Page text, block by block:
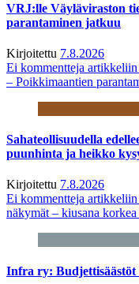
VRJ:lle Väyläviraston
parantaminen jatkuu
Kirjoitettu 7.8.2026
Ei kommentteja artikkeliin
– Poikkimaantien
Sahateollisuudella
puunhinta ja heikko
Kirjoitettu 7.8.2026
Ei kommentteja artikkeliin
näkymät – kiusana
Infra ry: Budjettisäästöt